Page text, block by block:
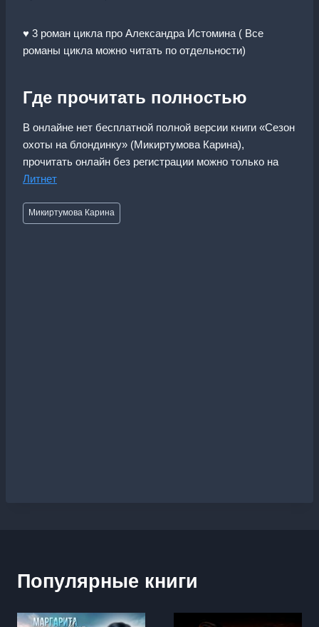
♥ 3 роман цикла про Александра Истомина ( Все
романы цикла можно читать по отдельности)
Где прочитать полностью
В онлайне нет бесплатной полной версии книги «Сезон
охоты на блондинку» (Микиртумова Карина),
прочитать онлайн без регистрации можно только на
Литнет
Метки
записи:
Микиртумова Карина
Популярные книги